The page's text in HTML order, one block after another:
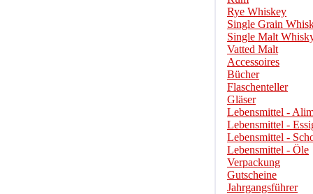
Rye Whiskey
Single Grain
Single Malt
Vatted Malt
Accessoires
Bücher
Flaschenteller
Gläser
Lebensmittel -
Lebensmittel -
Lebensmittel -
Lebensmittel - Öle
Verpackung
Gutscheine
Jahrgangsführer